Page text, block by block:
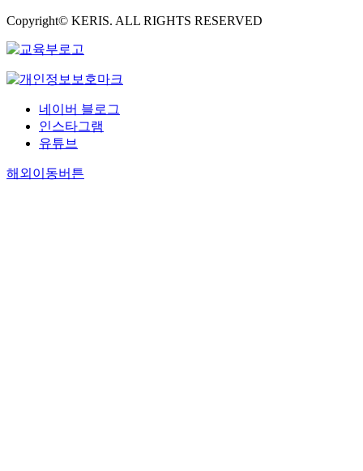
Copyright© KERIS. ALL RIGHTS RESERVED
네이버 블로그
인스타그램
유튜브
해외이동버튼